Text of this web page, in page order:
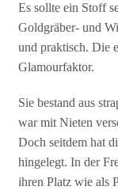
Es sollte ein Stoff
Goldgräber- und
und praktisch. Die
Glamourfaktor.
Sie bestand aus
war mit Nieten
Doch seitdem hat
hingelegt. In der
ihren Platz wie als